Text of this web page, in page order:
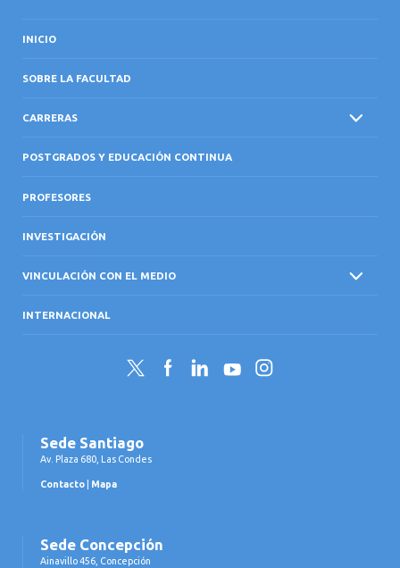
INICIO
SOBRE LA FACULTAD
CARRERAS
POSTGRADOS Y EDUCACIÓN CONTINUA
PROFESORES
INVESTIGACIÓN
VINCULACIÓN CON EL MEDIO
INTERNACIONAL
Twitter FacebookLinkedInYouTubeInstagram
Sede Santiago
Av. Plaza 680, Las Condes
Contacto Mapa
Sede Concepción
Ainavillo 456, Concepción